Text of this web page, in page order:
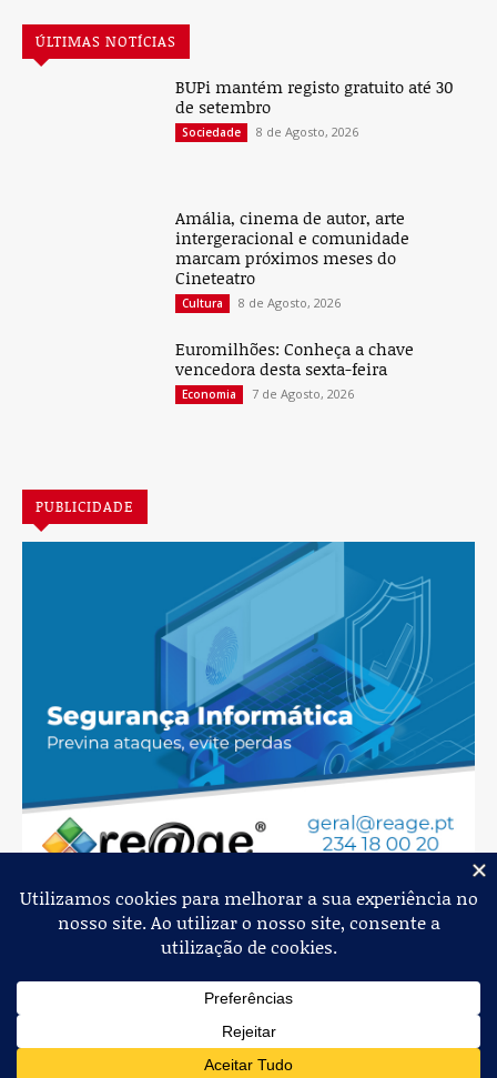
ÚLTIMAS NOTÍCIAS
BUPi mantém registo gratuito até 30
de setembro
Sociedade 8 de Agosto, 2026
Amália, cinema de autor, arte
intergeracional e comunidade
marcam próximos meses do
Cineteatro
Cultura 8 de Agosto, 2026
Euromilhões: Conheça a chave
vencedora desta sexta-feira
Economia 7 de Agosto, 2026
PUBLICIDADE
Jornal de Albergaria,2026© Todos os Direitos Reservados
Estatuto Editorial
Ficha Técnica Contactos